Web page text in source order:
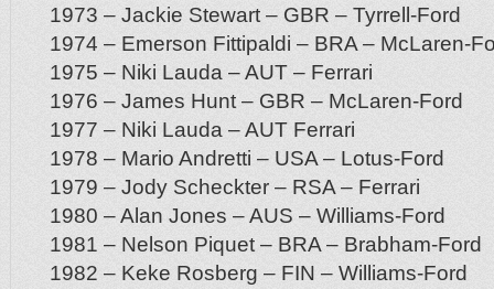
1973 – Jackie Stewart – GBR – Tyrrell-Ford
1974 – Emerson Fittipaldi – BRA – McLaren-
1975 – Niki Lauda – AUT – Ferrari
1976 – James Hunt – GBR – McLaren-Ford
1977 – Niki Lauda – AUT Ferrari
1978 – Mario Andretti – USA – Lotus-Ford
1979 – Jody Scheckter – RSA – Ferrari
1980 – Alan Jones – AUS – Williams-Ford
1981 – Nelson Piquet – BRA – Brabham-Ford
1982 – Keke Rosberg – FIN – Williams-Ford